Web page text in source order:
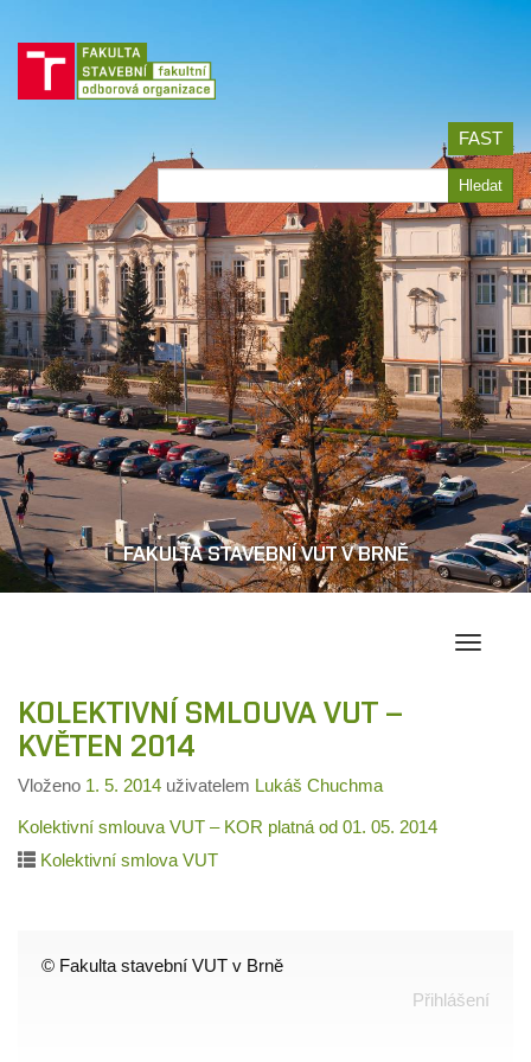
FAKULTA STAVEBNÍ VUT V BRNĚ
Jít
na
obsah
FAST
Hledat
KOLEKTIVNÍ SMLOUVA VUT –
KVĚTEN 2014
Vloženo 1. 5. 2014 uživatelem Lukáš Chuchma
Kolektivní smlouva VUT – KOR platná od 01. 05. 2014
Kolektivní smlova VUT
© Fakulta stavební VUT v Brně
Přihlášení